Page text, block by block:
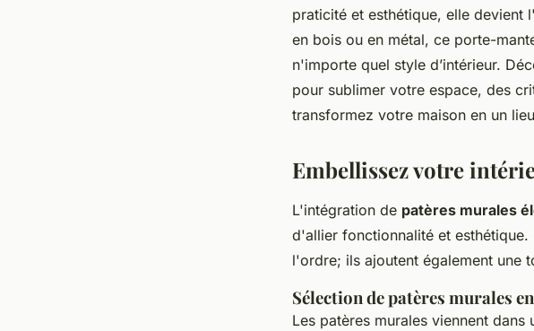
praticité et esthétique, elle
en bois ou en métal, ce porte-
n'importe quel style d’intérieur.
pour sublimer votre espace, des
transformez votre maison en un
Embellissez votre
L'intégration de patères murales
d'allier fonctionnalité et esthétique.
l'ordre; ils ajoutent également une
Sélection de patères murales
Les patères murales viennent